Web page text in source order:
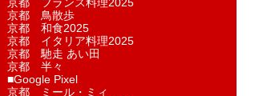
京都 フランス料理2025
京都 鳥散歩
京都 和食2025
京都 イタリア料理2025
京都 馳走 あい田
京都 半々
■Google Pixel
京都 ミール・ミィ